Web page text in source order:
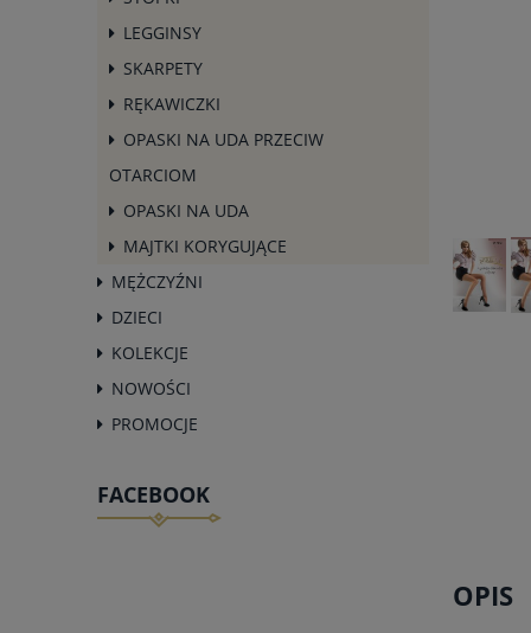
LEGGINSY
SKARPETY
RĘKAWICZKI
OPASKI NA UDA PRZECIW
OTARCIOM
OPASKI NA UDA
MAJTKI KORYGUJĄCE
MĘŻCZYŹNI
DZIECI
KOLEKCJE
NOWOŚCI
PROMOCJE
FACEBOOK
OPIS